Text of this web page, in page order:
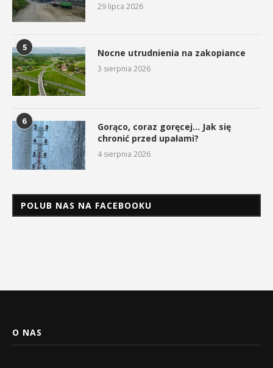
29 lipca 2026
5 Nocne utrudnienia na zakopiance
3 sierpnia 2026
6
Gorąco, coraz goręcej… Jak się
chronić przed upałami?
4 sierpnia 2026
POLUB NAS NA FACEBOOKU
O NAS